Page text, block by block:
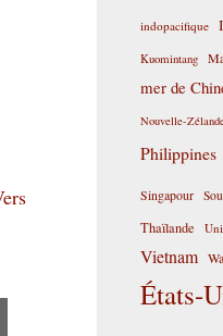
indopacifique
Kuomintang
mer de
Nouvelle-
Philippines
Singapour
Thaïlande
Vietnam
États-